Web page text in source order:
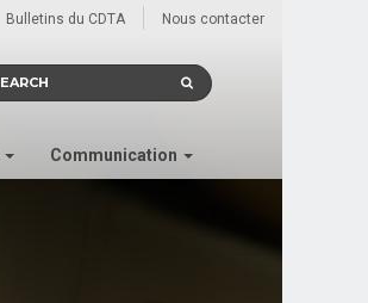
Nous contacter
Bulletins du CDTA
Communication